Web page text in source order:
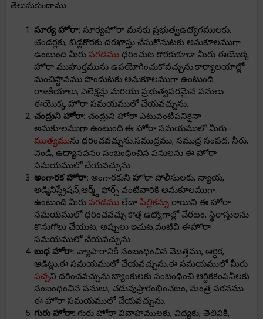
తెలుసుకుందాము:
సూర్య హోరా: సూర్యహోరా మనకు ప్రభుత్వఉద్యోగములకు,
టెండర్లకు, బిడ్లకొరకు దరఖాస్తు చేసుకొనుటకు అనుకూలముగా
ఉంటుంది.మీరు పగడము ధరించుట కొరకుకూడా మీరు ఈయొక్క
హోరా ముహుర్తమును ఉపయోగించుకోవచ్చును.కార్యాలయాల్లో
మంచిస్థానము పొందుటకు అనుకూలముగా ఉంటుంది.
రాజకీయాలు, ఎలెక్షన్లు మరియు ప్రభుత్వపరమైన పనులు
ఈయొక్క హోరా సమయములో చేయవచ్చును.
చంద్రుని హోరా: చంద్రుని హోరా ఎటువంటిపనికైనా
అనుకూలముగా ఉంటుంది.ఈ హోరా సమయములో మీరు
ముత్యమును ధరించవచ్చును.సముద్రము, సముద్ర సంపద, నీరు,
వెండి, ఉద్యానవనం సంబంధించిన పనులను ఈ హోరా
సమయములో చేయవచ్చును.
అంగారక హోరా: అంగారకుని హోరా పోలీసులకు, న్యాయ,
అడ్మినిస్ట్రేషన్,ఆర్మ్డ్ ఫోర్స్ వంటివారికి అనుకూలముగా
ఉంటుంది.మీరు పగడము లేదా పిల్లికన్ను రాయిని ఈ హోరా
సమయములో ధరించవచ్చు.కొత్త ఉద్యోగాల్లో చేరటం, స్థిరాస్తులను
కొనుగోలు చేయుట, అప్పులు ఇచుట,వంటివి ఈహోరా
సమయములో చేయవచ్చును.
బుధ హోరా: వ్యాపారానికి సంబంధించిన మొత్తము, ఆర్ధిక,
ఆడిట్లు,ఈ సమయములో చేయవచ్చును.ఈ సమయములో మీరు
పచ్చని ధరించవచ్చును.బ్యాంకులకు సంబంధించి ఆర్ధికకంపెనీలకు
సంబంధించిన పనులు, చదువుప్రారంభించటం, మంత్ర పఠనము
ఈ హోరా సమయములో చేయవచ్చును.
గురు హోరా: గురు హోరా వివాహములకు, విద్యకు, తెలివికి,